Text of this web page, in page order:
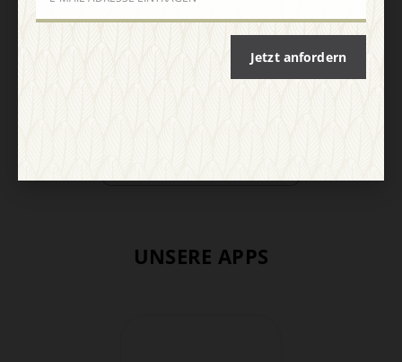
Abo online kündigen
UNSERE APPS
Jetzt anfordern